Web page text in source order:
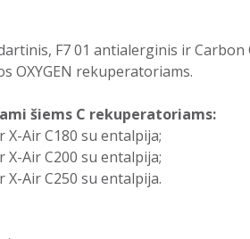
F7 01 antialerginis ir
OXYGEN rekuperatoriams.
šiems C rekuperatoriams:
X-Air C180 su entalpija;
X-Air C200 su entalpija;
X-Air C250 su entalpija.